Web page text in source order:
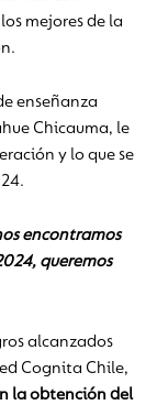
mejores de la
enseñanza
Chicauma, le
y lo que se
encontramos
queremos
alcanzados
Cognita Chile,
la obtención del